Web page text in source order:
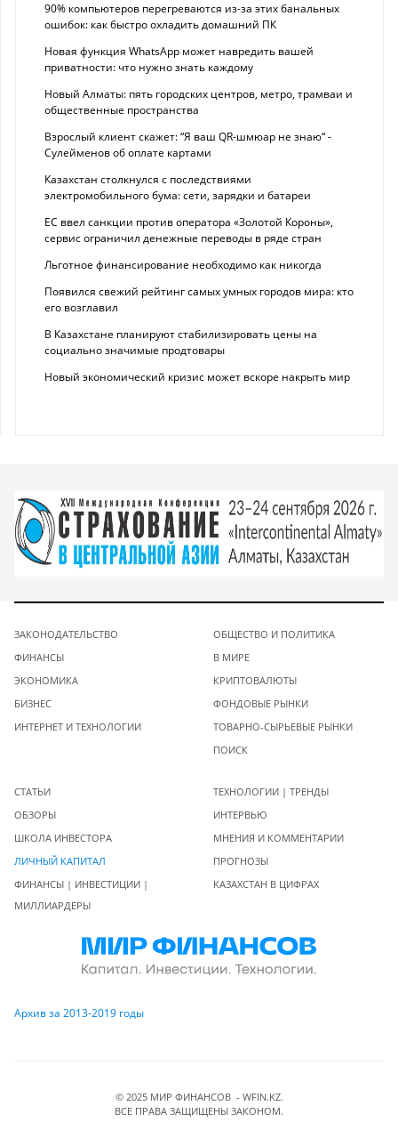
90% компьютеров перегреваются из-за этих банальных
ошибок: как быстро охладить домашний ПК
Новая функция WhatsApp может навредить вашей
приватности: что нужно знать каждому
Новый Алматы: пять городских центров, метро, трамваи и
общественные пространства
Взрослый клиент скажет: “Я ваш QR-шмюар не знаю“ -
Сулейменов об оплате картами
Казахстан столкнулся с последствиями
электромобильного бума: сети, зарядки и батареи
ЕС ввел санкции против оператора «Золотой Короны»,
сервис ограничил денежные переводы в ряде стран
Льготное финансирование необходимо как никогда
Появился свежий рейтинг самых умных городов мира: кто
его возглавил
В Казахстане планируют стабилизировать цены на
социально значимые продтовары
Новый экономический кризис может вскоре накрыть мир
ЗАКОНОДАТЕЛЬСТВО
ФИНАНСЫ
ЭКОНОМИКА
БИЗНЕС
ИНТЕРНЕТ И ТЕХНОЛОГИИ
ОБЩЕСТВО И ПОЛИТИКА
В МИРЕ
КРИПТОВАЛЮТЫ
ФОНДОВЫЕ РЫНКИ
ТОВАРНО-СЫРЬЕВЫЕ РЫНКИ
ПОИСК
СТАТЬИ
ОБЗОРЫ
ШКОЛА ИНВЕСТОРА
ЛИЧНЫЙ КАПИТАЛ
ФИНАНСЫ | ИНВЕСТИЦИИ |
МИЛЛИАРДЕРЫ
ТЕХНОЛОГИИ | ТРЕНДЫ
ИНТЕРВЬЮ
МНЕНИЯ И КОММЕНТАРИИ
ПРОГНОЗЫ
КАЗАХСТАН В ЦИФРАХ
Архив за 2013-2019 годы
© 2025 МИР ФИНАНСОВ - WFIN.KZ.
ВСЕ ПРАВА ЗАЩИЩЕНЫ ЗАКОНОМ.